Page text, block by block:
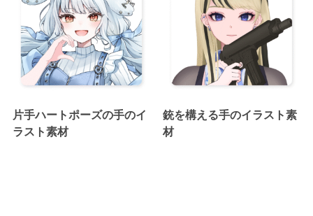
片手ハートポーズの手のイ
ラスト素材
銃を構える手のイラスト素
材